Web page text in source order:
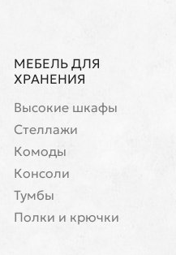
МЕБЕЛЬ ДЛЯ
ХРАНЕНИЯ
Высокие шкафы
Стеллажи
Комоды
Консоли
Тумбы
Полки и крючки